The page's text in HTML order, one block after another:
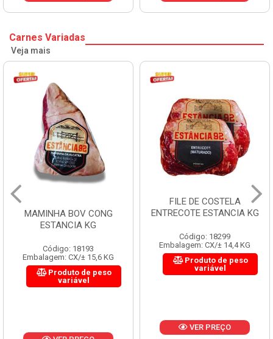
Carnes Variadas
Veja mais
MAMINHA BOV CONG
ESTANCIA KG
Código: 18193
Embalagem: CX/± 15,6 KG
Produto de peso
variável
FILE DE COSTELA
ENTRECOTE ESTANCIA KG
Código: 18299
Embalagem: CX/± 14,4 KG
Produto de peso
variável
VER PREÇO